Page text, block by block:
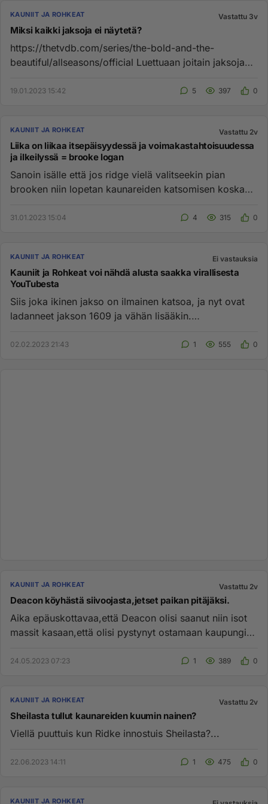
KAUNIIT JA ROHKEAT Vastattu 3v
Miksi kaikki jaksoja ei näytetä?
https://thetvdb.com/series/the-bold-and-the-
beautiful/allseasons/official Luettuaan joitain jaksoja
19.01.2023 15:42 5 397 0
KAUNIIT JA ROHKEAT Vastattu 2v
Liika on liikaa itsepäisyydessä ja voimakastahtoisuudessa
ja ilkeilyssä = brooke logan
Sanoin isälle että jos ridge vielä valitseekin pian
brooken niin lopetan kaunareiden katsomisen koska
31.01.2023 15:04 4 315 0
KAUNIIT JA ROHKEAT Ei vastauksia
Kauniit ja Rohkeat voi nähdä alusta saakka virallisesta
YouTubesta
Siis joka ikinen jakso on ilmainen katsoa, ja nyt ovat
ladanneet jakson 1609 ja vähän lisääkin.
02.02.2023 21:43 1 555 0
KAUNIIT JA ROHKEAT Vastattu 2v
Deacon köyhästä siivoojasta,jetset paikan pitäjäksi.
Aika epäuskottavaa,että Deacon olisi saanut niin isot
massit kasaan,että olisi pystynyt ostamaan kaupungin
24.05.2023 07:23 1 389 0
KAUNIIT JA ROHKEAT Vastattu 2v
Sheilasta tullut kaunareiden kuumin nainen?
Viellä puuttuis kun Ridke innostuis Sheilasta?...
22.06.2023 14:11 1 475 0
KAUNIIT JA ROHKEAT